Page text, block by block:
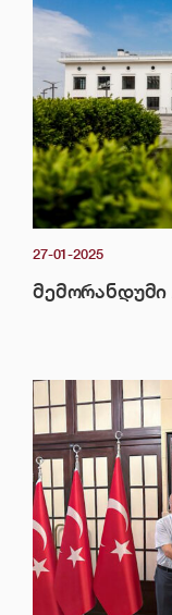
27-01-2025
მემორანდუმი